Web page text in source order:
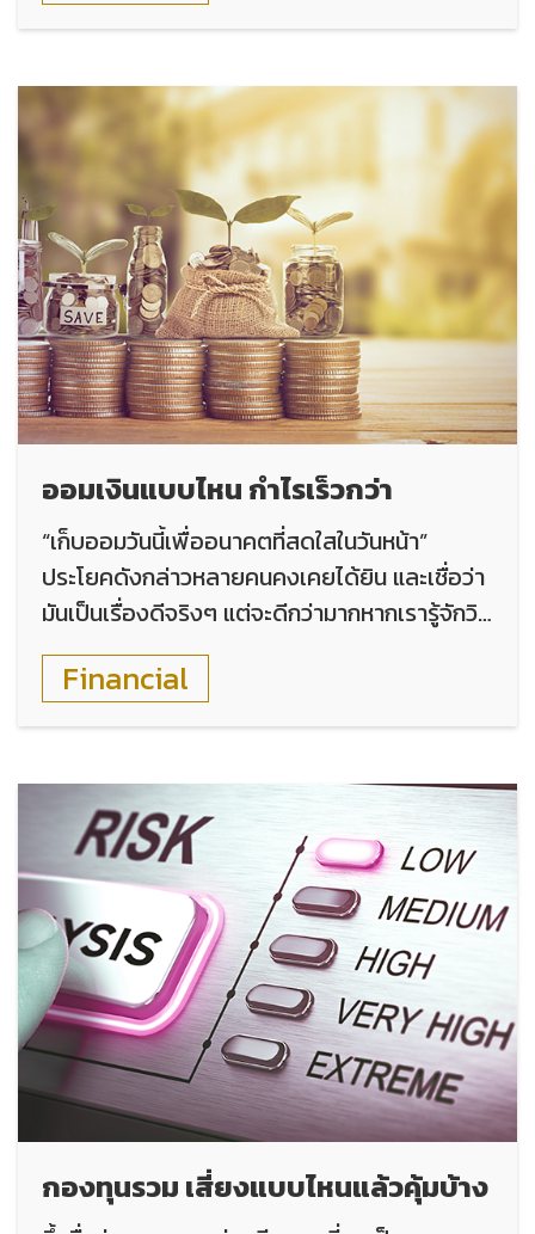
ออมเงินแบบไหน กำไรเร็วกว่า
“เก็บออมวันนี้เพื่ออนาคตที่สดใสในวันหน้า”
ประโยคดังกล่าวหลายคนคงเคยได้ยิน และเชื่อว่า
มันเป็นเรื่องดีจริงๆ แต่จะดีกว่ามากหากเรารู้จักวิธี
ออมเงินให้งอกเงย และรู้ด้วยว่าต้องออมเงินแบบ
ไหน กำไรเร็วกว่า
Financial
กองทุนรวม เสี่ยงแบบไหนแล้วคุ้มบ้าง